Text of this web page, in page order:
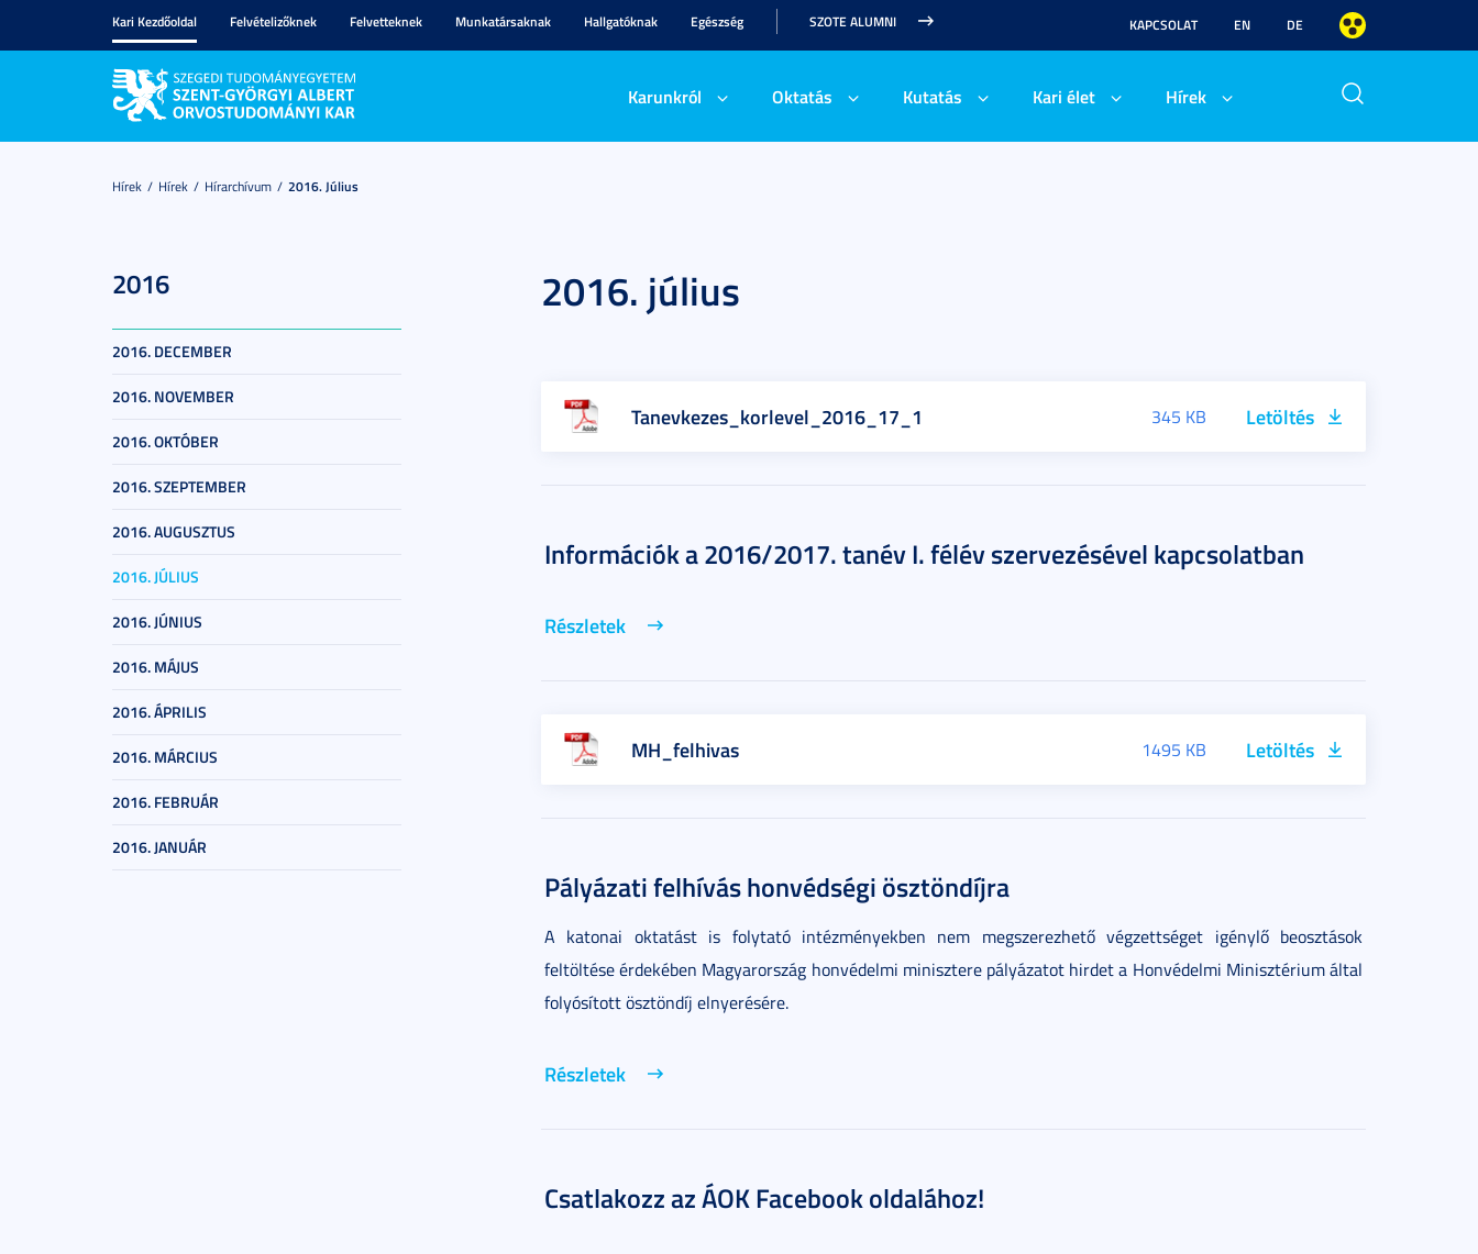
Kari Kezdőoldal Felvételizőknek Felvetteknek Munkatársaknak Hallgatóknak Egészség SZOTE ALUMNI KAPCSOLAT EN DE
Karunkról Oktatás Kutatás Kari élet Hírek
Hírek Hírek Hírarchívum 2016. Július
2016
2016. DECEMBER
2016. NOVEMBER
2016. OKTÓBER
2016. SZEPTEMBER
2016. AUGUSZTUS
2016. JÚLIUS
2016. JÚNIUS
2016. MÁJUS
2016. ÁPRILIS
2016. MÁRCIUS
2016. FEBRUÁR
2016. JANUÁR
2016. július
Tanevkezes_korlevel_2016_17_1 345 KB Letöltés
Információk a 2016/2017. tanév I. félév szervezésével kapcsolatban
Részletek
MH_felhivas 1495 KB Letöltés
Pályázati felhívás honvédségi ösztöndíjra
A katonai oktatást is folytató intézményekben nem megszerezhető végzettséget igénylő beosztások
feltöltése érdekében Magyarország honvédelmi minisztere pályázatot hirdet a Honvédelmi Minisztérium által
folyósított ösztöndíj elnyerésére.
Részletek
Csatlakozz az ÁOK Facebook oldalához!